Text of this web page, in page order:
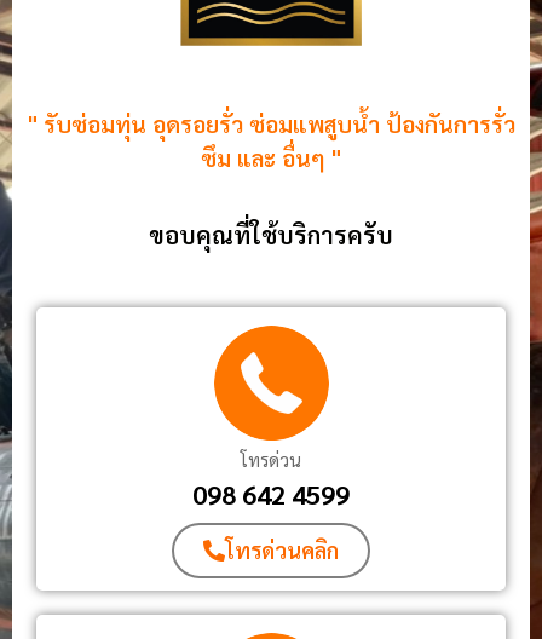
" รับซ่อมทุ่น อุดรอยรั่ว ซ่อมแพสูบน้ำ ป้องกันการรั่ว
ซึม และ อื่นๆ "
ขอบคุณที่ใช้บริการครับ
โทรด่วน
098 642 4599
โทรด่วนคลิก